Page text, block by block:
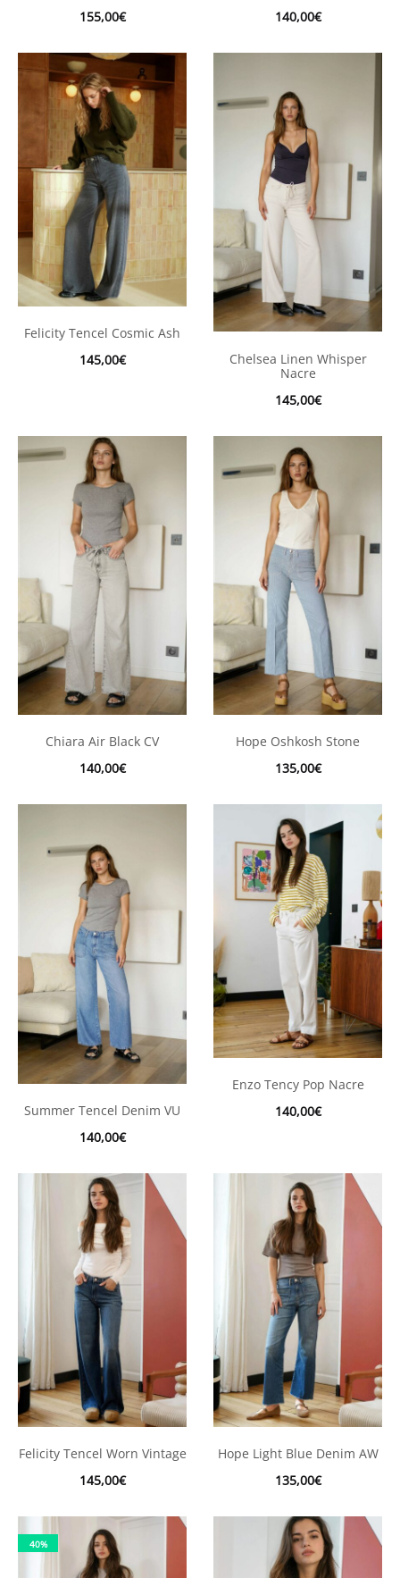
155,00€
140,00€
Felicity Tencel Cosmic Ash
145,00€
Chelsea Linen Whisper
Nacre
145,00€
Chiara Air Black CV
140,00€
Hope Oshkosh Stone
135,00€
Summer Tencel Denim VU
140,00€
Enzo Tency Pop Nacre
140,00€
Felicity Tencel Worn Vintage
145,00€
Hope Light Blue Denim AW
135,00€
40%